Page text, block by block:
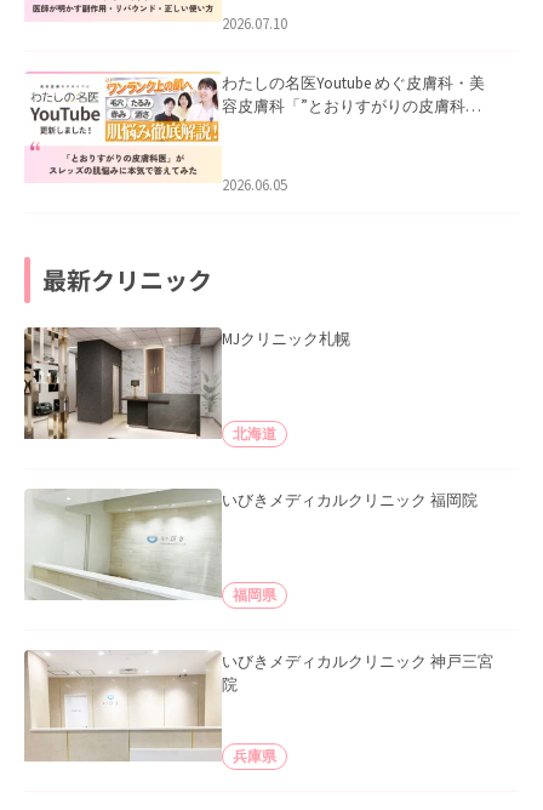
た。
2026.07.10
わたしの名医Youtube めぐ皮膚科・美
容皮膚科「”とおりすがりの皮膚科
2026.06.05
最新クリニック
MJクリニック札幌
北海道
いびきメディカルクリニック 福岡院
福岡県
いびきメディカルクリニック 神戸三宮
院
兵庫県